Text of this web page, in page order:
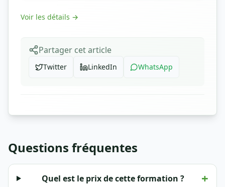
Voir les détails →
Partager cet article
Twitter LinkedIn WhatsApp
Questions fréquentes
Quel est le prix de cette formation ? +